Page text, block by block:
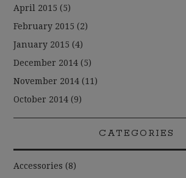
April 2015 (5)
February 2015 (2)
January 2015 (4)
December 2014 (5)
November 2014 (11)
October 2014 (9)
CATEGORIES
Accessories (8)